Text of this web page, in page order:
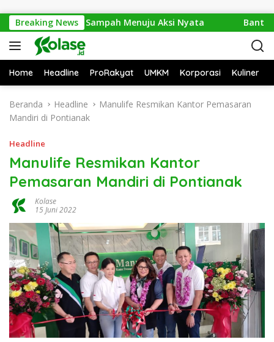
Breaking News
Dari Isu Sampah Menuju Aksi Nyata Bantai
Home Headline ProRakyat UMKM Korporasi Kuliner
Beranda Headline
Manulife Resmikan Kantor Pemasaran
Mandiri di Pontianak
Headline
Manulife Resmikan Kantor
Pemasaran Mandiri di Pontianak
Kolase
15 Juni 2022